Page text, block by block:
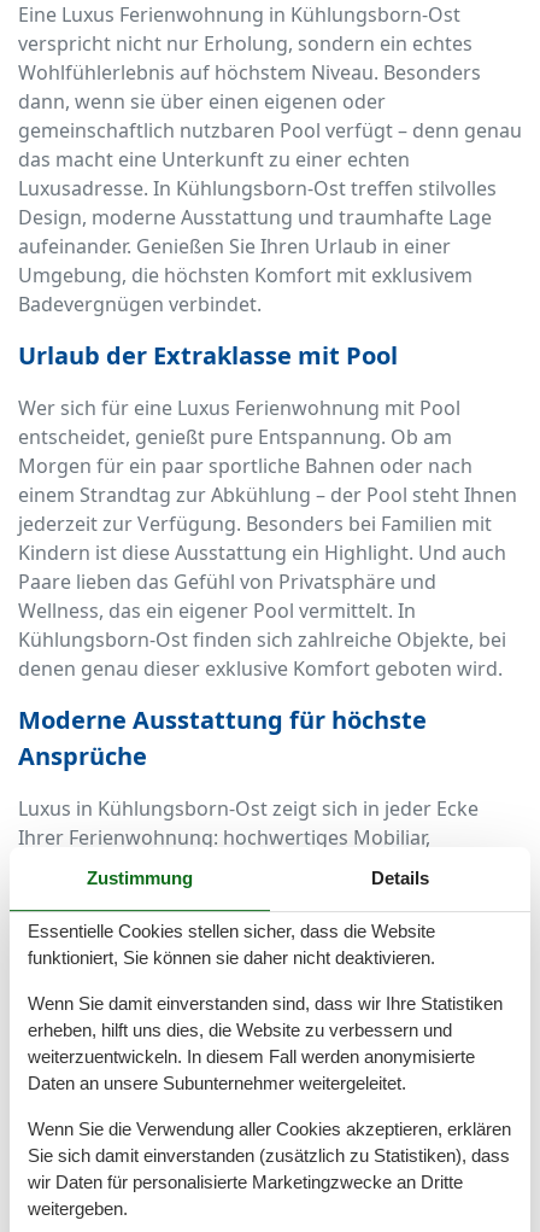
Eine Luxus Ferienwohnung in Kühlungsborn-Ost
verspricht nicht nur Erholung, sondern ein echtes
Wohlfühlerlebnis auf höchstem Niveau. Besonders
dann, wenn sie über einen eigenen oder
gemeinschaftlich nutzbaren Pool verfügt – denn genau
das macht eine Unterkunft zu einer echten
Luxusadresse. In Kühlungsborn-Ost treffen stilvolles
Design, moderne Ausstattung und traumhafte Lage
aufeinander. Genießen Sie Ihren Urlaub in einer
Umgebung, die höchsten Komfort mit exklusivem
Badevergnügen verbindet.
Urlaub der Extraklasse mit Pool
Wer sich für eine Luxus Ferienwohnung mit Pool
entscheidet, genießt pure Entspannung. Ob am
Morgen für ein paar sportliche Bahnen oder nach
einem Strandtag zur Abkühlung – der Pool steht Ihnen
jederzeit zur Verfügung. Besonders bei Familien mit
Kindern ist diese Ausstattung ein Highlight. Und auch
Paare lieben das Gefühl von Privatsphäre und
Wellness, das ein eigener Pool vermittelt. In
Kühlungsborn-Ost finden sich zahlreiche Objekte, bei
denen genau dieser exklusive Komfort geboten wird.
Moderne Ausstattung für höchste
Ansprüche
Luxus in Kühlungsborn-Ost zeigt sich in jeder Ecke
Ihrer Ferienwohnung: hochwertiges Mobiliar,
großzügige Raumaufteilung, Designer-Bäder und top
ausgestattete Küchen sorgen dafür, dass es Ihnen an
nichts fehlt. Viele Wohnungen verfügen über Balkon
oder Terrasse mit Meerblick, Fußbodenheizung, Smart-
Objekte bieten sogar eine private Sauna oder ein
Kaminzimmer – für stilvolle Gemütlichkeit zu jeder
Jahreszeit.
Ideale Lage zwischen Strand, Wald und
Promenade
Kühlungsborn-Ost überzeugt mit seiner perfekten
Zustimmung Details
Essentielle Cookies stellen sicher, dass die Website
funktioniert, Sie können sie daher nicht deaktivieren.
Wenn Sie damit einverstanden sind, dass wir Ihre Statistiken
erheben, hilft uns dies, die Website zu verbessern und
weiterzuentwickeln. In diesem Fall werden anonymisierte
Daten an unsere Subunternehmer weitergeleitet.
Wenn Sie die Verwendung aller Cookies akzeptieren, erklären
Sie sich damit einverstanden (zusätzlich zu Statistiken), dass
wir Daten für personalisierte Marketingzwecke an Dritte
weitergeben.